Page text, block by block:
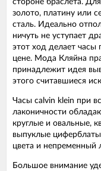
стороне браслета.
золото, платину или
сталь. Идеально
ничуть не уступает
этот ход делает
цене. Мода Кляйна
принадлежит идея
этого считавшиеся
Часы calvin klein при
лаконичности
круглые и овальные,
выпуклые
цвета и непременный
Большое внимание